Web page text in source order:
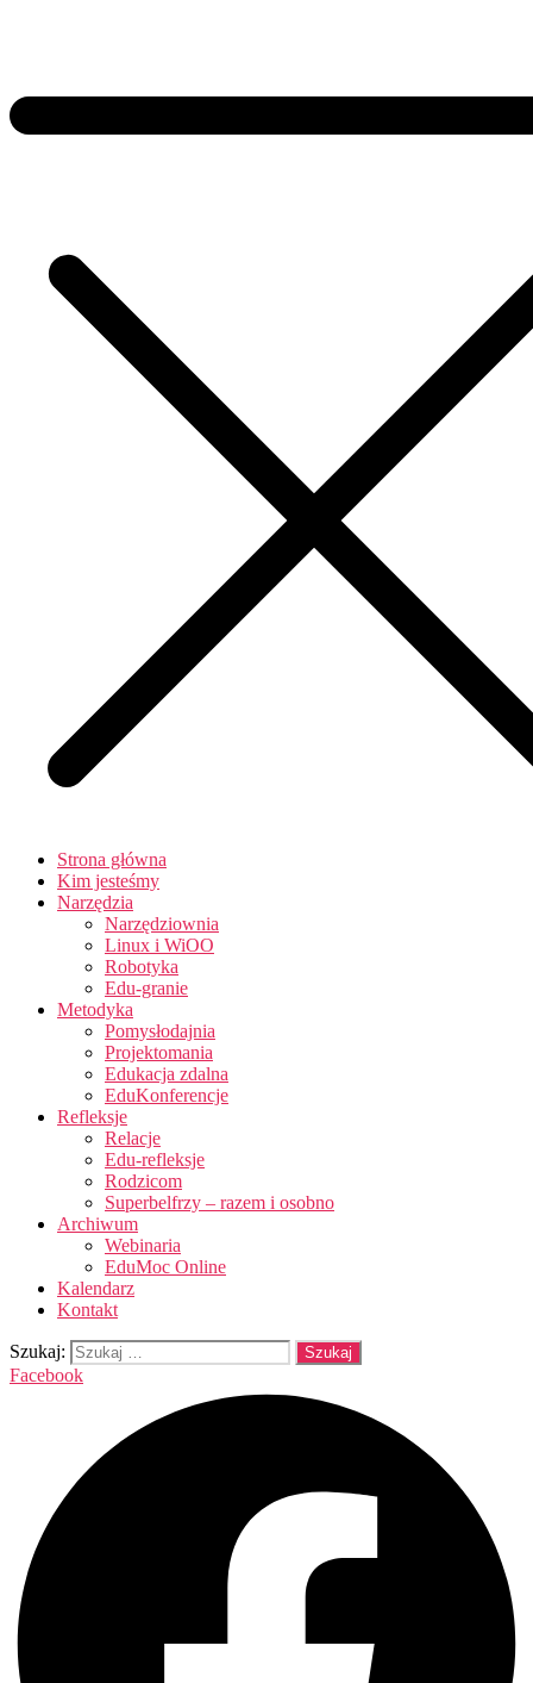
Strona główna
Kim jesteśmy
Narzędzia
Narzędziownia
Linux i WiOO
Robotyka
Edu-granie
Metodyka
Pomysłodajnia
Projektomania
Edukacja zdalna
EduKonferencje
Refleksje
Relacje
Edu-refleksje
Rodzicom
Superbelfrzy – razem i osobno
Archiwum
Webinaria
EduMoc Online
Kalendarz
Kontakt
Szukaj:
Facebook